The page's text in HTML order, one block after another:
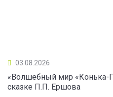
03.08.2026
«Волшебный мир «Конька-
сказке П.П. Ершова